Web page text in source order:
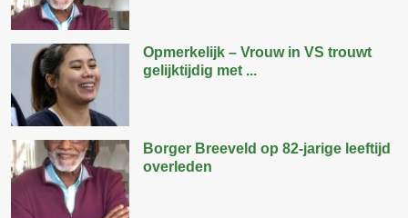
Opmerkelijk – Vrouw in VS trouwt
gelijktijdig met ...
Borger Breeveld op 82-jarige leeftijd
overleden